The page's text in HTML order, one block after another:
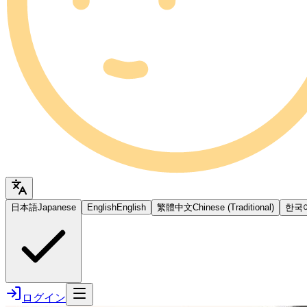
日本語Japanese EnglishEnglish 繁體中文Chinese (Traditional) 한국
ログイン